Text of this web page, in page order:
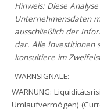
Hinweis: Diese
Unternehmensdaten
ausschließlich der
dar. Alle Investitionen
konsultiere im
WARNSIGNALE:
WARNUNG:
Umlaufvermögen)